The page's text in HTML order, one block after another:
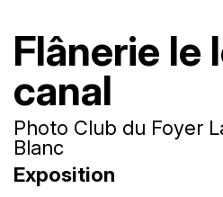
Flânerie le
canal
Photo Club du Foyer
Blanc
Exposition